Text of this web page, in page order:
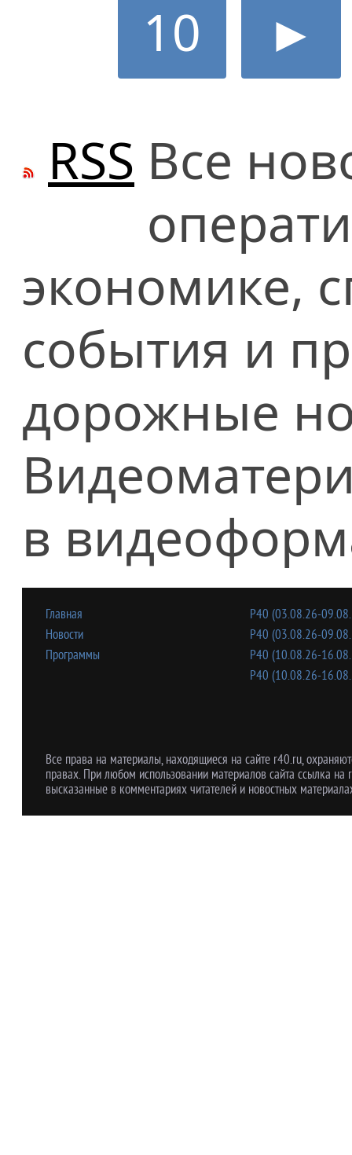
10
►
RSS Все
экономике,
события и
дорожные
в
Главная
Новости
Программы
Р40 (03.08.26-
Р40 (03.08.26-
Р40 (10.08.26-
Р40 (10.08.26-
Все права на материалы, находящиеся на сайте r40.ru,
правах. При любом использовании материалов сайта ссылка
высказанные в комментариях читателей и новостных